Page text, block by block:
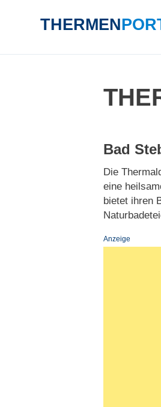
THERMEN
Bad
Die
eine
bietet ihren
Anzeige